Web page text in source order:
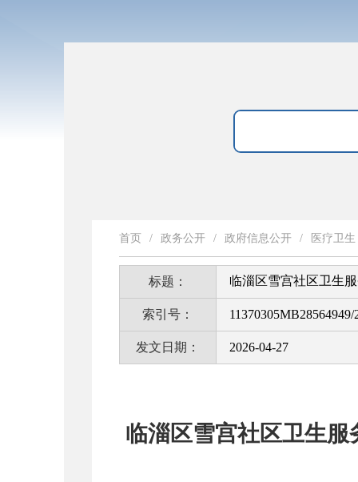
首页 / 政务公开 / 政府信息公开 / 医疗卫生
标题： 临淄区雪宫社区卫生
索引号： 11370305MB28564949/
发文日期： 2026-04-27
临淄区雪宫社区卫生